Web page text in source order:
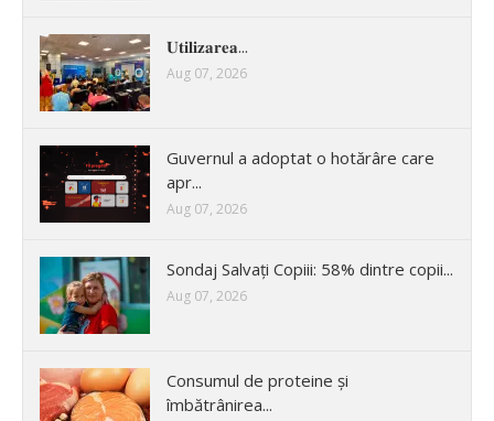
𝐔𝐭𝐢𝐥𝐢𝐳𝐚𝐫𝐞𝐚...
Aug 07, 2026
Guvernul a adoptat o hotărâre care
apr...
Aug 07, 2026
Sondaj Salvați Copiii: 58% dintre copii...
Aug 07, 2026
Consumul de proteine și
îmbătrânirea...